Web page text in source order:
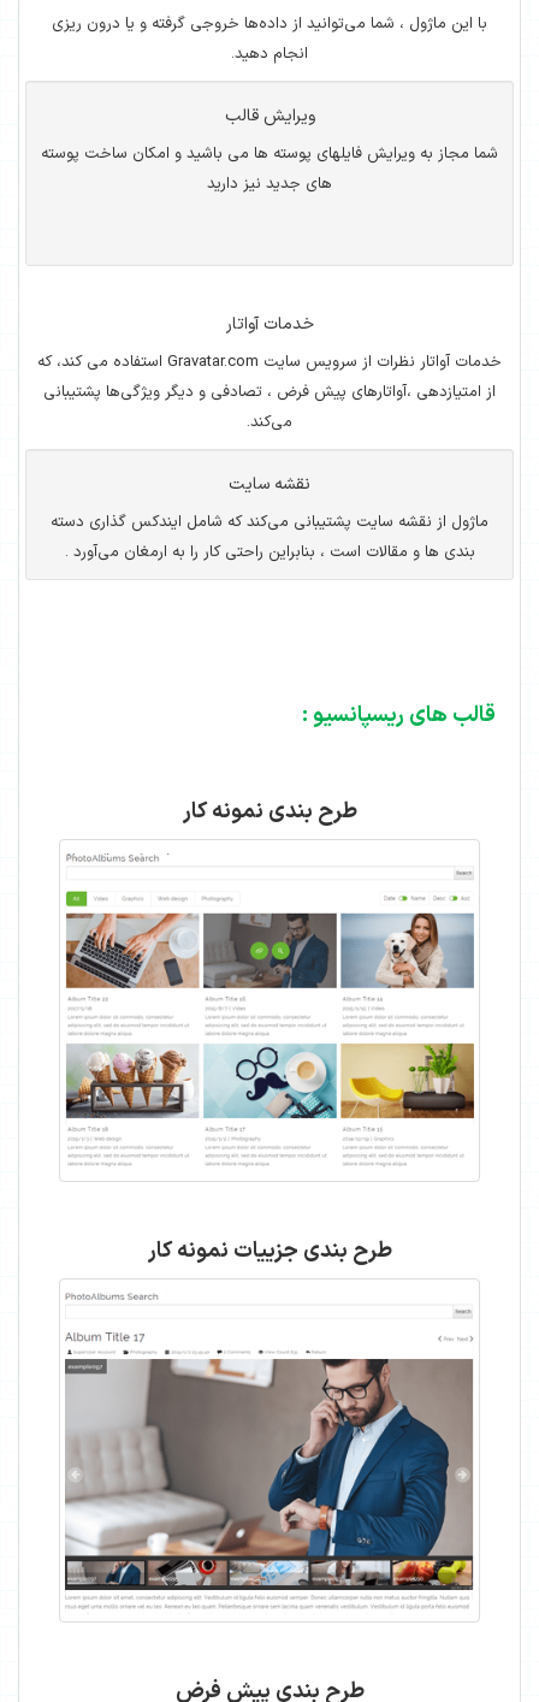
با این ماژول ، شما می‌توانید از داده‌ها خروجی گرفته و یا درون ریزی
انجام دهید.
ویرایش قالب
شما مجاز به ویرایش فایلهای پوسته ها می باشید و امکان ساخت پوسته
های جدید نیز دارید
خدمات آواتار
خدمات آواتار نظرات از سرویس سایت Gravatar.com استفاده می کند، که
از امتیازدهی ،آواتارهای پیش فرض ، تصادفی و دیگر ویژگی‌ها پشتیبانی
می‌کند.
نقشه سایت
ماژول از نقشه سایت پشتیبانی می‌کند که شامل ایندکس گذاری دسته
بندی ها و مقالات است ، بنابراین راحتی کار را به ارمغان می‌آورد .
قالب های ریسپانسیو :
طرح بندی نمونه کار
طرح بندی جزییات نمونه کار
طرح بندی پیش فرض